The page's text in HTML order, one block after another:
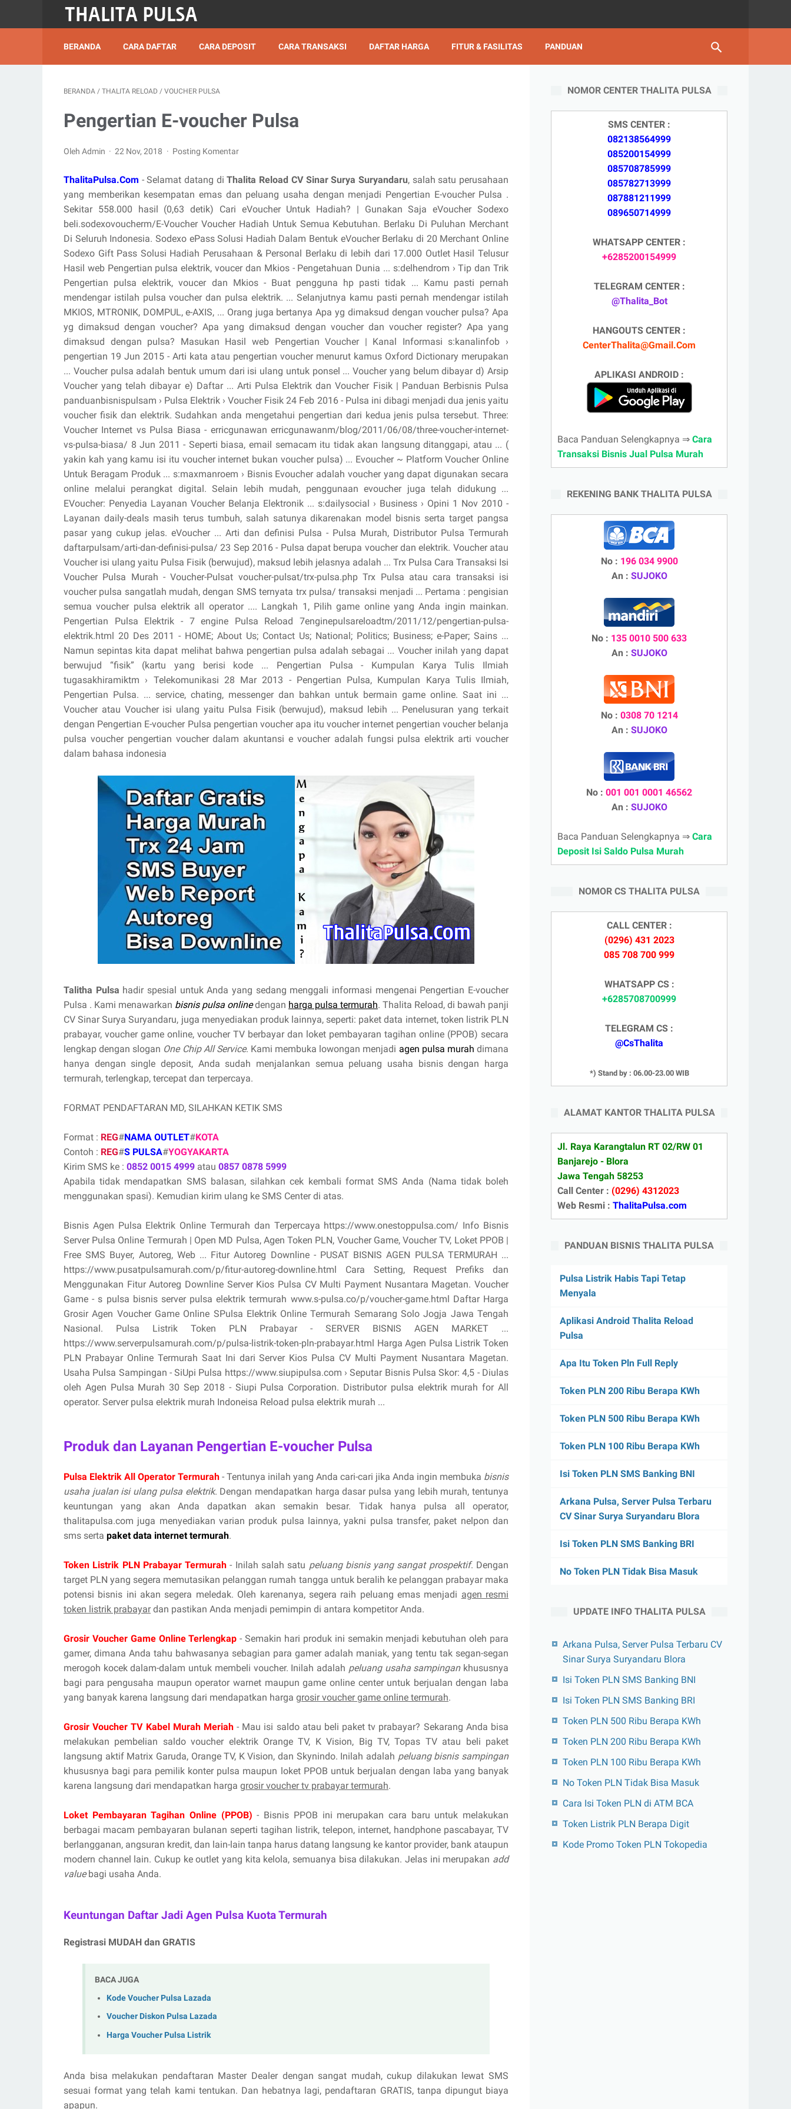
BERANDA CARA DAFTAR CARA DEPOSIT CARA TRANSAKSI DAFTAR HARGA FITUR & FASILITAS PANDUAN
BERANDA / THALITA RELOAD / VOUCHER PULSA
Pengertian E-voucher Pulsa
Oleh Admin 22 Nov, 2018 Posting Komentar
ThalitaPulsa.Com - Selamat datang diThalita Reload CV Sinar Surya Suryandaru, salah satu perusahaan
yang memberikan kesempatan emas dan peluang usaha dengan menjadi Pengertian E-voucher Pulsa .
Sekitar 558.000 hasil (0,63 detik) Cari eVoucher Untuk Hadiah? | Gunakan Saja eVoucher Sodexo‎
beli.sodexovoucherm/E-Voucher‎ Voucher Hadiah Untuk Semua Kebutuhan. Berlaku Di Puluhan Merchant
Di Seluruh Indonesia. Sodexo ePass Solusi Hadiah Dalam Bentuk eVoucher Berlaku di 20 Merchant Online
Sodexo Gift Pass Solusi Hadiah Perusahaan & Personal Berlaku di lebih dari 17.000 Outlet Hasil Telusur
Hasil web Pengertian pulsa elektrik, voucer dan Mkios - Pengetahuan Dunia ... s:delhendrom › Tip dan Trik
Pengertian pulsa elektrik, voucer dan Mkios - Buat pengguna hp pasti tidak ... Kamu pasti pernah
mendengar istilah pulsa voucher dan pulsa elektrik. ... Selanjutnya kamu pasti pernah mendengar istilah
MKIOS, MTRONIK, DOMPUL, e-AXIS, ... Orang juga bertanya Apa yg dimaksud dengan voucher pulsa? Apa
yg dimaksud dengan voucher? Apa yang dimaksud dengan voucher dan voucher register? Apa yang
dimaksud dengan pulsa? Masukan Hasil web Pengertian Voucher | Kanal Informasi s:kanalinfob ›
pengertian 19 Jun 2015 - Arti kata atau pengertian voucher menurut kamus Oxford Dictionary merupakan
... Voucher pulsa adalah bentuk umum dari isi ulang untuk ponsel ... Voucher yang belum dibayar d) Arsip
Voucher yang telah dibayar e) Daftar ... Arti Pulsa Elektrik dan Voucher Fisik | Panduan Berbisnis Pulsa
panduanbisnispulsam › Pulsa Elektrik › Voucher Fisik 24 Feb 2016 - Pulsa ini dibagi menjadi dua jenis yaitu
voucher fisik dan elektrik. Sudahkan anda mengetahui pengertian dari kedua jenis pulsa tersebut. Three:
Voucher Internet vs Pulsa Biasa - erricgunawan erricgunawanm/blog/2011/06/08/three-voucher-internet-
vs-pulsa-biasa/ 8 Jun 2011 - Seperti biasa, email semacam itu tidak akan langsung ditanggapi, atau ... (
yakin kah yang kamu isi itu voucher internet bukan voucher pulsa) ... Evoucher ~ Platform Voucher Online
Untuk Beragam Produk ... s:maxmanroem › Bisnis Evoucher adalah voucher yang dapat digunakan secara
online melalui perangkat digital. Selain lebih mudah, penggunaan evoucher juga telah didukung ...
EVoucher: Penyedia Layanan Voucher Belanja Elektronik ... s:dailysocial › Business › Opini 1 Nov 2010 -
Layanan daily-deals masih terus tumbuh, salah satunya dikarenakan model bisnis serta target pangsa
pasar yang cukup jelas. eVoucher ... Arti dan definisi Pulsa - Pulsa Murah, Distributor Pulsa Termurah
daftarpulsam/arti-dan-definisi-pulsa/ 23 Sep 2016 - Pulsa dapat berupa voucher dan elektrik. Voucher atau
Voucher isi ulang yaitu Pulsa Fisik (berwujud), maksud lebih jelasnya adalah ... Trx Pulsa Cara Transaksi Isi
Voucher Pulsa Murah - Voucher-Pulsat voucher-pulsat/trx-pulsa.php Trx Pulsa atau cara transaksi isi
voucher pulsa sangatlah mudah, dengan SMS ternyata trx pulsa/ transaksi menjadi ... Pertama : pengisian
semua voucher pulsa elektrik all operator .... Langkah 1, Pilih game online yang Anda ingin mainkan.
Pengertian Pulsa Elektrik - 7 engine Pulsa Reload 7enginepulsareloadtm/2011/12/pengertian-pulsa-
elektrik.html 20 Des 2011 - HOME; About Us; Contact Us; National; Politics; Business; e-Paper; Sains ...
Namun sepintas kita dapat melihat bahwa pengertian pulsa adalah sebagai ... Voucher inilah yang dapat
berwujud “fisik” (kartu yang berisi kode ... Pengertian Pulsa - Kumpulan Karya Tulis Ilmiah
tugasakhiramiktm › Telekomunikasi 28 Mar 2013 - Pengertian Pulsa, Kumpulan Karya Tulis Ilmiah,
Pengertian Pulsa. ... service, chating, messenger dan bahkan untuk bermain game online. Saat ini ...
Voucher atau Voucher isi ulang yaitu Pulsa Fisik (berwujud), maksud lebih ... Penelusuran yang terkait
dengan Pengertian E-voucher Pulsa pengertian voucher apa itu voucher internet pengertian voucher belanja
pulsa voucher pengertian voucher dalam akuntansi e voucher adalah fungsi pulsa elektrik arti voucher
dalam bahasa indonesia
Talitha Pulsa hadir spesial untuk Anda yang sedang menggali informasi mengenai Pengertian E-voucher
Pulsa . Kami menawarkan bisnis pulsa onlinedengan harga pulsa termurah. Thalita Reload, di bawah panji
CV Sinar Surya Suryandaru, juga menyediakan produk lainnya, seperti: paket data internet, token listrik PLN
prabayar, voucher game online, voucher TV berbayar dan loket pembayaran tagihan online (PPOB) secara
lengkap dengan slogan One Chip All Service. Kami membuka lowongan menjadi agen pulsa murah dimana
hanya dengan single deposit, Anda sudah menjalankan semua peluang usaha bisnis dengan harga
termurah, terlengkap, tercepat dan terpercaya.
FORMAT PENDAFTARAN MD, SILAHKAN KETIK SMS
Format : REG#NAMA OUTLET#KOTA
Contoh : REG#S PULSA#YOGYAKARTA
Kirim SMS ke : 0852 0015 4999 atau 0857 0878 5999
Apabila tidak mendapatkan SMS balasan, silahkan cek kembali format SMS Anda (Nama tidak boleh
menggunakan spasi). Kemudian kirim ulang ke SMS Center di atas.
Bisnis Agen Pulsa Elektrik Online Termurah dan Terpercaya https://www.onestoppulsa.com/ Info Bisnis
Server Pulsa Online Termurah | Open MD Pulsa, Agen Token PLN, Voucher Game, Voucher TV, Loket PPOB |
Free SMS Buyer, Autoreg, Web ... Fitur Autoreg Downline - PUSAT BISNIS AGEN PULSA TERMURAH ...
https://www.pusatpulsamurah.com/p/fitur-autoreg-downline.html Cara Setting, Request Prefiks dan
Menggunakan Fitur Autoreg Downline Server Kios Pulsa CV Multi Payment Nusantara Magetan. Voucher
Game - s pulsa bisnis server pulsa elektrik termurah www.s-pulsa.co/p/voucher-game.html Daftar Harga
Grosir Agen Voucher Game Online SPulsa Elektrik Online Termurah Semarang Solo Jogja Jawa Tengah
Nasional. Pulsa Listrik Token PLN Prabayar - SERVER BISNIS AGEN MARKET ...
https://www.serverpulsamurah.com/p/pulsa-listrik-token-pln-prabayar.html Harga Agen Pulsa Listrik Token
PLN Prabayar Online Termurah Saat Ini dari Server Kios Pulsa CV Multi Payment Nusantara Magetan.
Usaha Pulsa Sampingan - SiUpi Pulsa https://www.siupipulsa.com › Seputar Bisnis Pulsa Skor: 4,5 - ‎Diulas
oleh Agen Pulsa Murah 30 Sep 2018 - Siupi Pulsa Corporation. Distributor pulsa elektrik murah for All
operator. Server pulsa elektrik murah Indoneisa Reload pulsa elektrik murah ...
Produk dan Layanan Pengertian E-voucher Pulsa
Pulsa Elektrik All Operator Termurah - Tentunya inilah yang Anda cari-cari jika Anda ingin membuka bisnis
usaha jualan isi ulang pulsa elektrik. Dengan mendapatkan harga dasar pulsa yang lebih murah, tentunya
keuntungan yang akan Anda dapatkan akan semakin besar. Tidak hanya pulsa all operator,
thalitapulsa.com juga menyediakan varian produk pulsa lainnya, yakni pulsa transfer, paket nelpon dan
sms serta paket data internet termurah.
Token Listrik PLN Prabayar Termurah - Inilah salah satu peluang bisnis yang sangat prospektif. Dengan
target PLN yang segera memutasikan pelanggan rumah tangga untuk beralih ke pelanggan prabayar maka
potensi bisnis ini akan segera meledak. Oleh karenanya, segera raih peluang emas menjadi agen resmi
token listrik prabayardan pastikan Anda menjadi pemimpin di antara kompetitor Anda.
Grosir Voucher Game Online Terlengkap - Semakin hari produk ini semakin menjadi kebutuhan oleh para
gamer, dimana Anda tahu bahwasanya sebagian para gamer adalah maniak, yang tentu tak segan-segan
merogoh kocek dalam-dalam untuk membeli voucher. Inilah adalah peluang usaha sampingankhususnya
bagi para pengusaha maupun operator warnet maupun game online center untuk berjualan dengan laba
yang banyak karena langsung dari mendapatkan harga grosir voucher game online termurah.
Grosir Voucher TV Kabel Murah Meriah- Mau isi saldo atau beli paket tv prabayar? Sekarang Anda bisa
melakukan pembelian saldo voucher elektrik Orange TV, K Vision, Big TV, Topas TV atau beli paket
langsung aktif Matrix Garuda, Orange TV, K Vision, dan Skynindo. Inilah adalah peluang bisnis sampingan
khususnya bagi para pemilik konter pulsa maupun loket PPOB untuk berjualan dengan laba yang banyak
karena langsung dari mendapatkan harga grosir voucher tv prabayar termurah.
Loket Pembayaran Tagihan Online (PPOB) - Bisnis PPOB ini merupakan cara baru untuk melakukan
berbagai macam pembayaran bulanan seperti tagihan listrik, telepon, internet, handphone pascabayar, TV
berlangganan, angsuran kredit, dan lain-lain tanpa harus datang langsung ke kantor provider, bank ataupun
modern channel lain. Cukup ke outlet yang kita kelola, semuanya bisa dilakukan. Jelas ini merupakan add
valuebagi usaha Anda.
Keuntungan Daftar Jadi Agen Pulsa Kuota Termurah
Registrasi MUDAH dan GRATIS
BACA JUGA
Kode Voucher Pulsa Lazada
Voucher Diskon Pulsa Lazada
Harga Voucher Pulsa Listrik
Anda bisa melakukan pendaftaran Master Dealer dengan sangat mudah, cukup dilakukan lewat SMS
sesuai format yang telah kami tentukan. Dan hebatnya lagi, pendaftaran GRATIS, tanpa dipungut biaya
apapun.
NOMOR CENTER THALITA PULSA
SMS CENTER :
082138564999
085200154999
085708785999
085782713999
087881211999
089650714999
WHATSAPP CENTER :
+6285200154999
TELEGRAM CENTER :
@Thalita_Bot
HANGOUTS CENTER :
CenterThalita@Gmail.Com
APLIKASI ANDROID :
Baca Panduan Selengkapnya ⇒ Cara
Transaksi Bisnis Jual Pulsa Murah
REKENING BANK THALITA PULSA
No : 196 034 9900
An : SUJOKO
No : 135 0010 500 633
An : SUJOKO
No : 0308 70 1214
An : SUJOKO
No : 001 001 0001 46562
An : SUJOKO
Baca Panduan Selengkapnya ⇒ Cara
Deposit Isi Saldo Pulsa Murah
NOMOR CS THALITA PULSA
CALL CENTER :
(0296) 431 2023
085 708 700 999
WHATSAPP CS :
+6285708700999
TELEGRAM CS :
@CsThalita
*) Stand by : 06.00-23.00 WIB
ALAMAT KANTOR THALITA PULSA
Jl. Raya Karangtalun RT 02/RW 01
Banjarejo - Blora
Jawa Tengah 58253
Call Center : (0296) 4312023
Web Resmi : ThalitaPulsa.com
PANDUAN BISNIS THALITA PULSA
Pulsa Listrik Habis Tapi Tetap
Menyala
Aplikasi Android Thalita Reload
Pulsa
Apa Itu Token Pln Full Reply
Token PLN 200 Ribu Berapa KWh
Token PLN 500 Ribu Berapa KWh
Token PLN 100 Ribu Berapa KWh
Isi Token PLN SMS Banking BNI
Arkana Pulsa, Server Pulsa Terbaru
CV Sinar Surya Suryandaru Blora
Isi Token PLN SMS Banking BRI
No Token PLN Tidak Bisa Masuk
UPDATE INFO THALITA PULSA
Arkana Pulsa, Server Pulsa Terbaru CV
Sinar Surya Suryandaru Blora
Isi Token PLN SMS Banking BNI
Isi Token PLN SMS Banking BRI
Token PLN 500 Ribu Berapa KWh
Token PLN 200 Ribu Berapa KWh
Token PLN 100 Ribu Berapa KWh
No Token PLN Tidak Bisa Masuk
Cara Isi Token PLN di ATM BCA
Token Listrik PLN Berapa Digit
Kode Promo Token PLN Tokopedia